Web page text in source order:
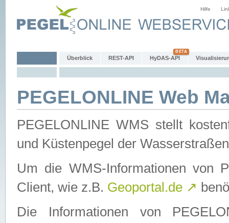
Hilfe
Überblick REST-API HyDAS-API
PEGELONLINE Web
PEGELONLINE WMS stellt
und Küstenpegel der
Um die WMS-Informationen von
Client, wie z.B. Geoportal.de ↗
Die Informationen von